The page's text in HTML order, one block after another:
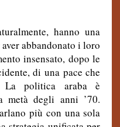
hanno una
abbandonato i loro
insensato, dopo le
di una pace che
politica araba è
metà degli anni ’70.
più con una sola